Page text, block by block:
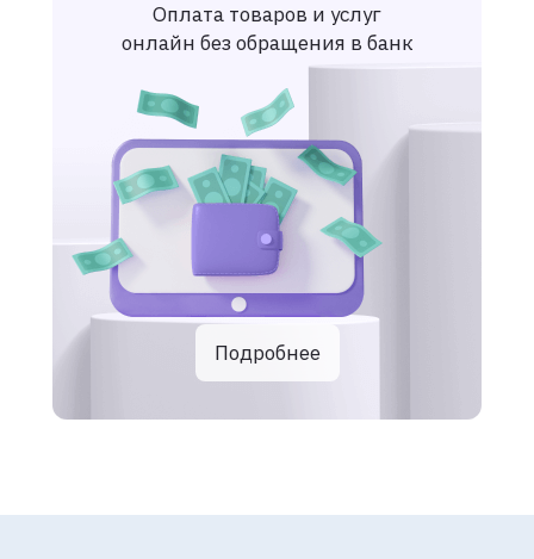
Оплата товаров и услуг
онлайн без обращения в банк
Подробнее